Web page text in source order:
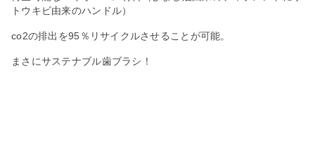
トウキビ由来のハンドル）
co2の排出を95％リサイクルさせることが可能。
まさにサステナブル歯ブラシ！